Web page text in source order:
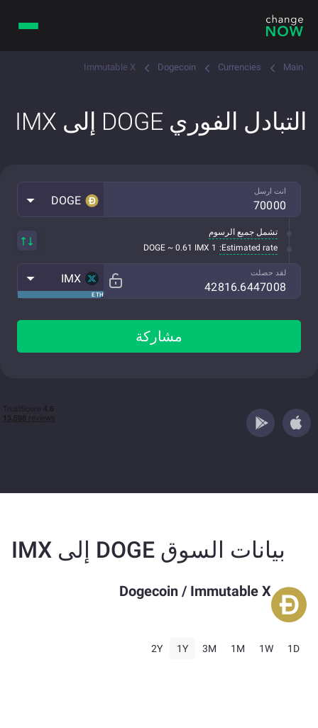
Main
Currencies
Dogecoin
Immutable X
التبادل الفوري DOGE إلى IMX
انت ارسل
DOGE
تشمل جميع الرسوم
Estimated rate:
1 DOGE ~ 0.61 IMX
لقد حصلت
ETH
IMX
مشاركة
بيانات السوق DOGE إلى IMX
Dogecoin / Immutable X
1D
1W
1M
3M
1Y
2Y